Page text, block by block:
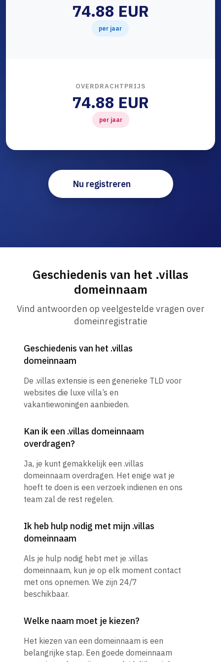
74.88 EUR
per jaar
OVERDRACHTPRIJS
74.88 EUR
per jaar
Nu registreren
Geschiedenis van het .villas
domeinnaam
Vind antwoorden op veelgestelde vragen over
domeinregistratie
Geschiedenis van het .villas
domeinnaam
De .villas extensie is een generieke TLD voor
websites die luxe villa’s en
vakantiewoningen aanbieden.
Kan ik een .villas domeinnaam
overdragen?
Ja, je kunt gemakkelijk een .villas
domeinnaam overdragen. Het enige wat je
hoeft te doen is een verzoek indienen en ons
team zal de rest regelen.
Ik heb hulp nodig met mijn .villas
domeinnaam
Als je hulp nodig hebt met je .villas
domeinnaam, kun je op elk moment contact
met ons opnemen. We zijn 24/7
beschikbaar.
Welke naam moet je kiezen?
Het kiezen van een domeinnaam is een
belangrijke stap. Een goede domeinnaam